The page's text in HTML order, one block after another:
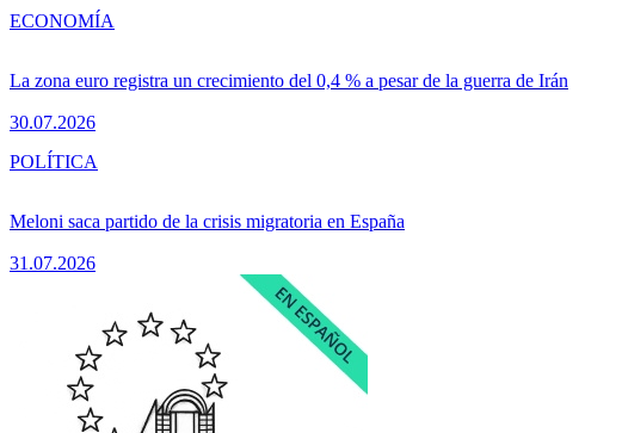
La zona euro registra un crecimiento del 0,4 % a pesar de la guerra de Irán
30.07.2026
ECONOMÍA
Meloni saca partido de la crisis migratoria en España
31.07.2026
POLÍTICA